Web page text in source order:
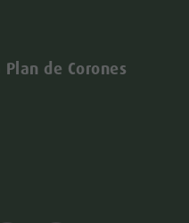
de Corones